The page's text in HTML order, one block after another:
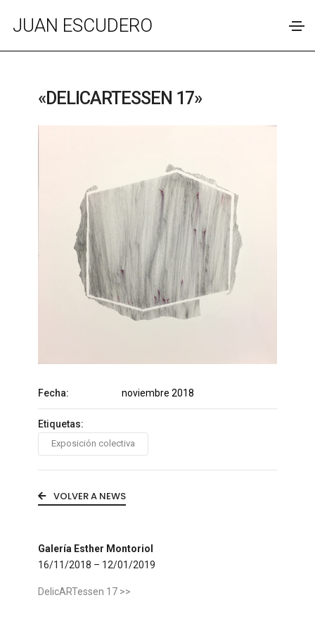
JUAN ESCUDERO
«DELICARTESSEN 17»
Fecha: noviembre 2018
Etiquetas:
Exposición colectiva
VOLVER A NEWS
Galería Esther Montoriol
16/11/2018 – 12/01/2019
DelicARTessen 17 >>